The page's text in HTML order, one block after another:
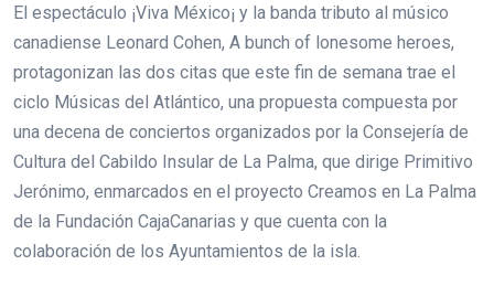
El espectáculo ¡Viva México¡ y la banda tributo al músico
canadiense Leonard Cohen, A bunch of lonesome heroes,
protagonizan las dos citas que este fin de semana trae el
ciclo Músicas del Atlántico, una propuesta compuesta por
una decena de conciertos organizados por la Consejería de
Cultura del Cabildo Insular de La Palma, que dirige Primitivo
Jerónimo, enmarcados en el proyecto Creamos en La Palma
de la Fundación CajaCanarias y que cuenta con la
colaboración de los Ayuntamientos de la isla.